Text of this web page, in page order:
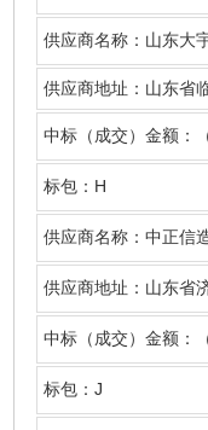
供应商名称：山东大
供应商地址：山东省
中标（成交）金额：
标包： H
供应商名称：中正信
供应商地址：山东省
中标（成交）金额：
标包： J